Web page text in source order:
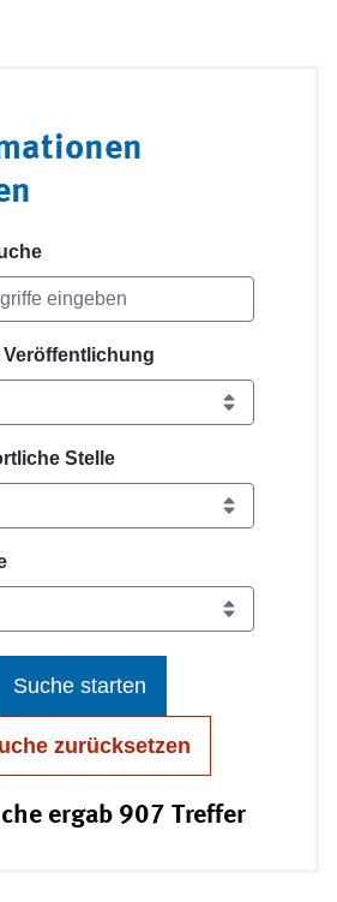
Veröffentlichung
Stelle
Suche starten
zurücksetzen
ergab 907 Treffer